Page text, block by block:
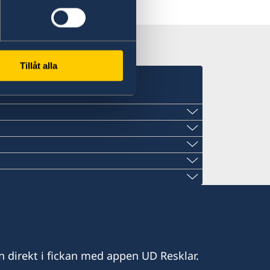
Tillåt alla
Resklar på X
i fickan med appen UD Resklar.